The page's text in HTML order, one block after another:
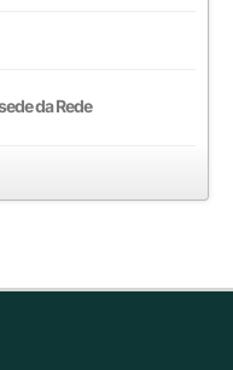
da Rede